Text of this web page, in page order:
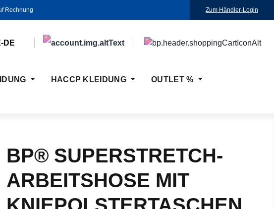
Rechnung Zum Händler-Login
DE
HACCP KLEIDUNG OUTLET %
BP® SUPERSTRETCH-
ARBEITSHOSE MIT